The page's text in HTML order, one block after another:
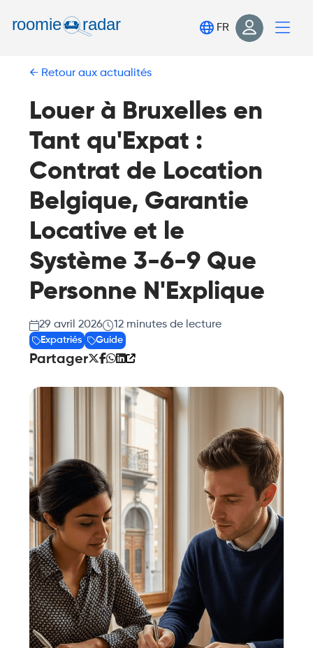
Connexion
S'inscrire
FR
Retour aux actualités
Louer à Bruxelles en
Tant qu'Expat :
Contrat de Location
Belgique, Garantie
Locative et le
Système 3-6-9 Que
Personne N'Explique
29 avril 2026 12 minutes de lecture
Expatriés Guide
Partager